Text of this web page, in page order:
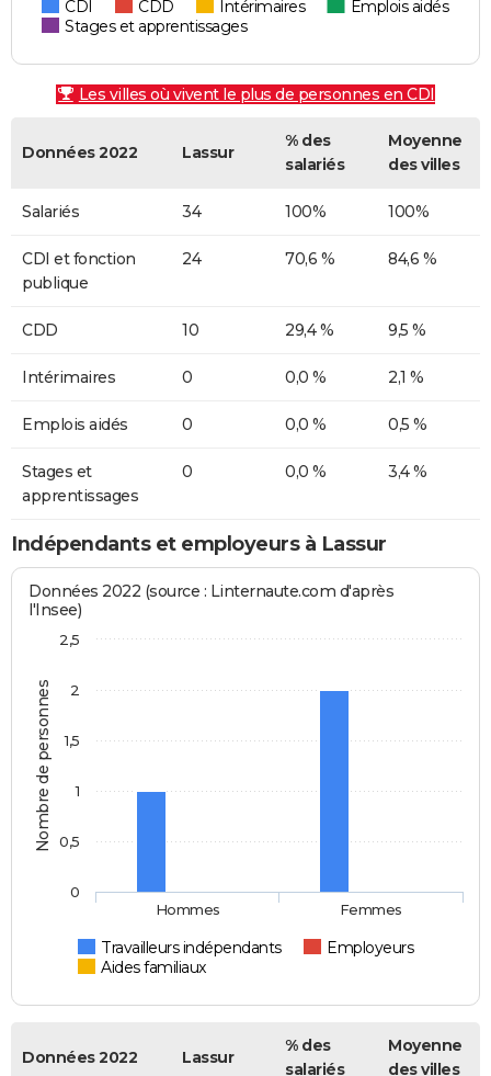
CDI CDD Intérimaires
Emplois aidés
Stages et apprentissages
Les villes où vivent le plus de personnes en CDI
Données 2022 Lassur
% des
salariés
Moyenne
des villes
Salariés 34 100% 100%
CDI et fonction
publique
24 70,6 % 84,6 %
CDD 10 29,4 % 9,5 %
Intérimaires 0 0,0 % 2,1 %
Emplois aidés 0 0,0 % 0,5 %
Stages et
apprentissages
0 0,0 % 3,4 %
Indépendants et employeurs à Lassur
Nombre de personnes
Données 2022 (source : Linternaute.com d'après
l'Insee)
Travailleurs indépendants
Employeurs
Aides familiaux
Hommes Femmes
0
0,5
1
1,5
2
2,5
Données 2022 Lassur
% des
salariés
Moyenne
des villes